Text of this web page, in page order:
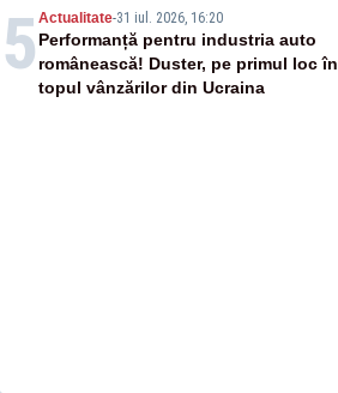
5 Actualitate-31 iul. 2026, 16:20
Performanță pentru industria auto
românească! Duster, pe primul loc în
topul vânzărilor din Ucraina